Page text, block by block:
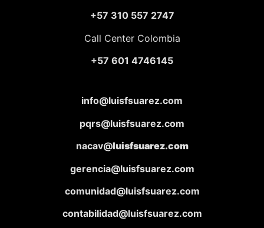
+57 310 557 2747
Call Center Colombia
+57 601 4746145
info@luisfsuarez.com
pqrs@luisfsuarez.com
nacav@luisfsuarez.com
gerencia@luisfsuarez.com
comunidad@luisfsuarez.com
contabilidad@luisfsuarez.com